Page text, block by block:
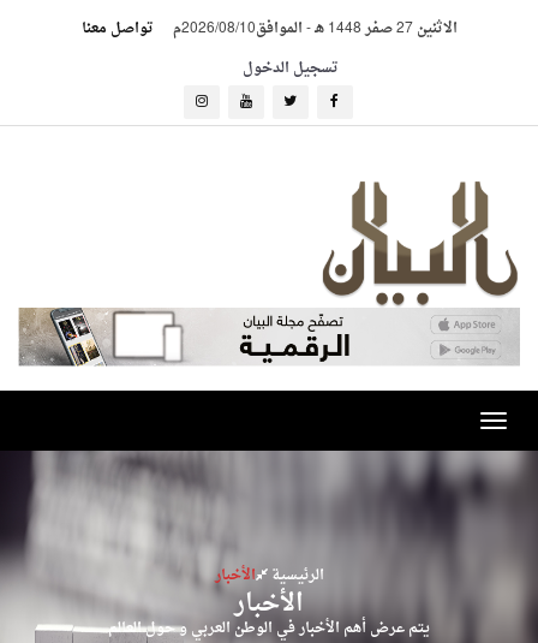
الاثنين 27 صفر 1448 هـ -الموافق2026/08/10م
تواصل معنا
تسجيل الدخول
Toggle
navigation
الرئيسية الأخبار
الأخبار
يتم عرض أهم الأخبار في الوطن العربي و حول العالم